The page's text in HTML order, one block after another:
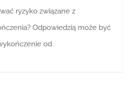
ryzyko związane z
Odpowiedzią może być
od